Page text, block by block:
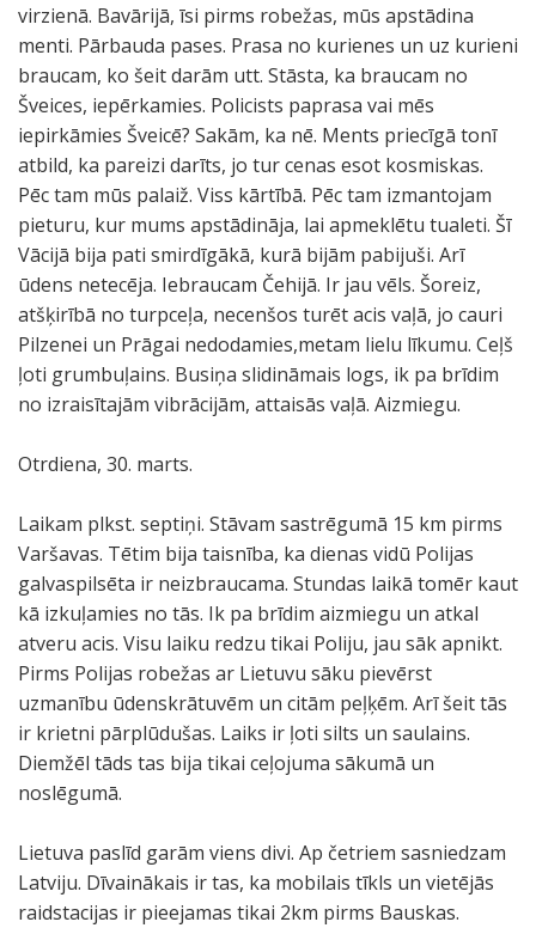
virzienā. Bavārijā, īsi pirms robežas, mūs apstādina
menti. Pārbauda pases. Prasa no kurienes un uz kurieni
braucam, ko šeit darām utt. Stāsta, ka braucam no
Šveices, iepērkamies. Policists paprasa vai mēs
iepirkāmies Šveicē? Sakām, ka nē. Ments priecīgā tonī
atbild, ka pareizi darīts, jo tur cenas esot kosmiskas.
Pēc tam mūs palaiž. Viss kārtībā. Pēc tam izmantojam
pieturu, kur mums apstādināja, lai apmeklētu tualeti. Šī
Vācijā bija pati smirdīgākā, kurā bijām pabijuši. Arī
ūdens netecēja. Iebraucam Čehijā. Ir jau vēls. Šoreiz,
atšķirībā no turpceļa, necenšos turēt acis vaļā, jo cauri
Pilzenei un Prāgai nedodamies,metam lielu līkumu. Ceļš
ļoti grumbuļains. Busiņa slidināmais logs, ik pa brīdim
no izraisītajām vibrācijām, attaisās vaļā. Aizmiegu.
Otrdiena, 30. marts.
Laikam plkst. septiņi. Stāvam sastrēgumā 15 km pirms
Varšavas. Tētim bija taisnība, ka dienas vidū Polijas
galvaspilsēta ir neizbraucama. Stundas laikā tomēr kaut
kā izkuļamies no tās. Ik pa brīdim aizmiegu un atkal
atveru acis. Visu laiku redzu tikai Poliju, jau sāk apnikt.
Pirms Polijas robežas ar Lietuvu sāku pievērst
uzmanību ūdenskrātuvēm un citām peļķēm. Arī šeit tās
ir krietni pārplūdušas. Laiks ir ļoti silts un saulains.
Diemžēl tāds tas bija tikai ceļojuma sākumā un
noslēgumā.
Lietuva paslīd garām viens divi. Ap četriem sasniedzam
Latviju. Dīvainākais ir tas, ka mobilais tīkls un vietējās
raidstacijas ir pieejamas tikai 2km pirms Bauskas.